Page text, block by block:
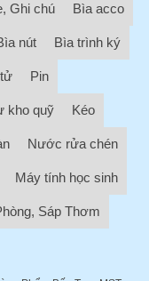
Ghi chú Bìa acco
nút Bìa trình ký
Pin
kho quỹ Kéo
Nước rửa chén
Máy tính học sinh
Sáp Thơm